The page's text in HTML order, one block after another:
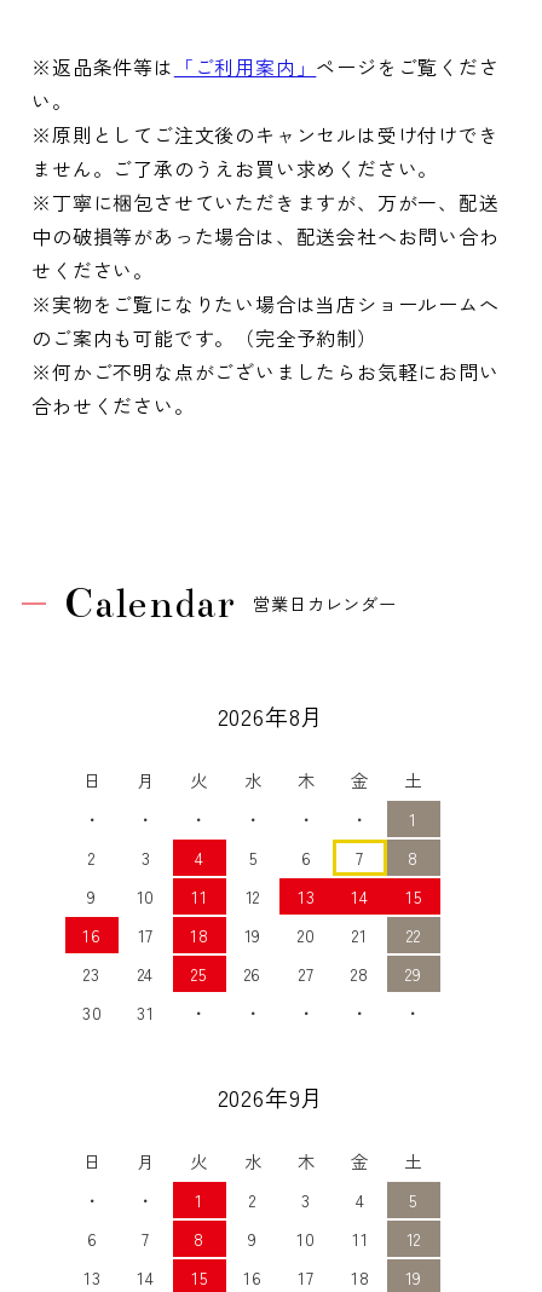
※返品条件等は 「ご利用案内」 ページをご覧くださ
い。
※原則としてご注文後のキャンセルは受け付けでき
ません。ご了承のうえお買い求めください。
※丁寧に梱包させていただきますが、万が一、配送
中の破損等があった場合は、配送会社へお問い合わ
せください。
※実物をご覧になりたい場合は当店ショールームへ
のご案内も可能です。（完全予約制）
※何かご不明な点がございましたらお気軽にお問い
合わせください。
Calendar 営業日カレンダー
2026年8月
日 月 火 水 木 金
土
・
・ ・ ・ ・ ・
1
2
3 4 5 6 7
8
9
10 11 12 13 14
15
16
17 18 19 20 21
22
23
24 25 26 27 28
29
30
31 ・ ・ ・ ・ ・
2026年9月
日 月 火 水 木 金
土
・
・ 1 2 3 4
5
6
7 8 9 10 11
12
13
14 15 16 17 18
19